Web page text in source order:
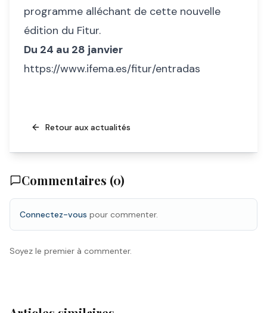
programme alléchant de cette nouvelle
édition du Fitur.
Du 24 au 28 janvier
https://www.ifema.es/fitur/entradas
Retour aux actualités
Commentaires (0)
Connectez-vous pour commenter.
Soyez le premier à commenter.